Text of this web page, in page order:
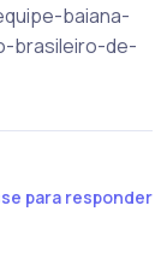
baiana-
brasileiro-de-
para responder